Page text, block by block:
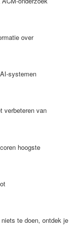
over
systemen
verbeteren van
hoogste
te doen, ontdek je